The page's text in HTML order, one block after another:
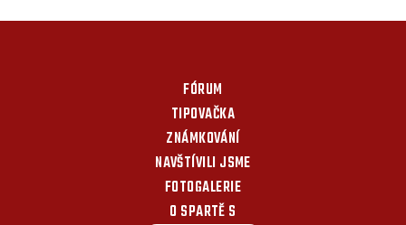
FÓRUM
TIPOVAČKA
ZNÁMKOVÁNÍ
NAVŠTÍVILI JSME
FOTOGALERIE
O SPARTĚ S